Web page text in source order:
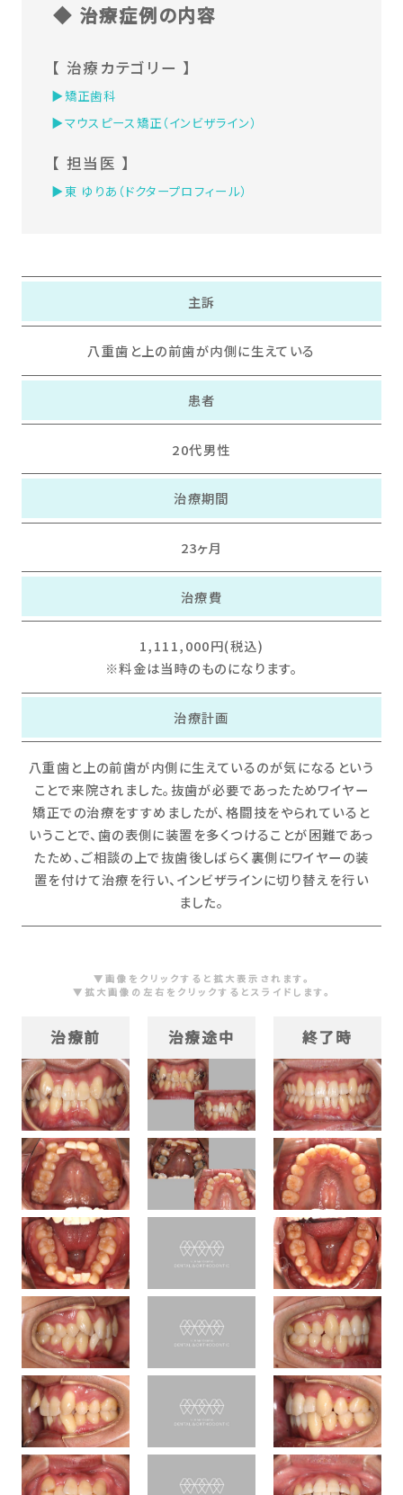
◆ 治療症例の内容
【 治療カテゴリー 】
▶︎矯正歯科
▶︎マウスピース矯正（インビザライン）
【 担当医 】
▶︎東 ゆりあ（ドクタープロフィール）
主訴
八重歯と上の前歯が内側に生えている
患者
20代男性
治療期間
23ヶ月
治療費
1,111,000円(税込)
※料金は当時のものになります。
治療計画
八重歯と上の前歯が内側に生えているのが気になるという
ことで来院されました。抜歯が必要であったためワイヤー
矯正での治療をすすめましたが、格闘技をやられていると
いうことで、歯の表側に装置を多くつけることが困難であっ
たため、ご相談の上で抜歯後しばらく裏側にワイヤーの装
置を付けて治療を行い、インビザラインに切り替えを行い
ました。
▼画像をクリックすると拡大表示されます。
▼拡大画像の左右をクリックするとスライドします。
治療前 治療途中 終了時